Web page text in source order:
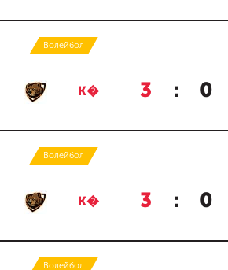
Волейбол
К� 3 : 0
Волейбол
К� 3 : 0
Волейбол